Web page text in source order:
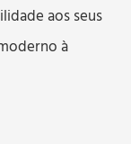
aos seus
à